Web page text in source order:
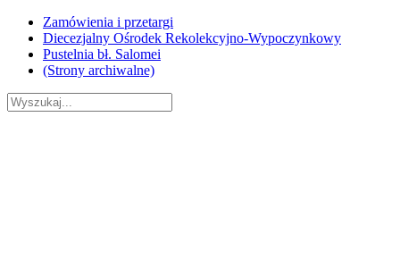
Skip
content
Zamówienia i przetargi
Diecezjalny Ośrodek Rekolekcyjno-Wypoczynkowy
Pustelnia bł. Salomei
(Strony archiwalne)